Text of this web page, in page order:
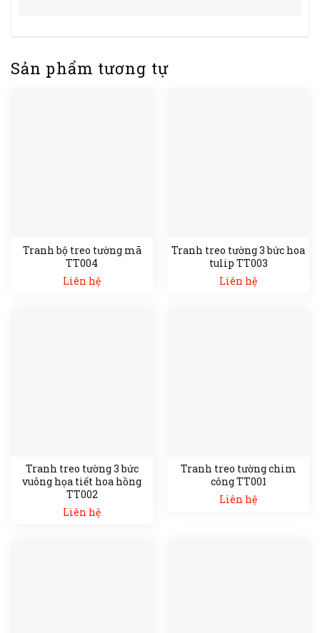
Sản phẩm tương tự
Tranh bộ treo tường mã
TT004
Liên hệ
Tranh treo tường 3 bức hoa
tulip TT003
Liên hệ
Tranh treo tường 3 bức
vuông họa tiết hoa hồng
TT002
Liên hệ
Tranh treo tường chim
công TT001
Liên hệ